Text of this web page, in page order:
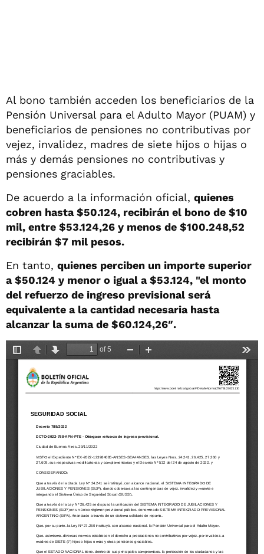
Al bono también acceden los beneficiarios de la
Pensión Universal para el Adulto Mayor (PUAM) y
beneficiarios de pensiones no contributivas por
vejez, invalidez, madres de siete hijos o hijas o
más y demás pensiones no contributivas y
pensiones graciables.
De acuerdo a la información oficial, quienes
cobren hasta $50.124, recibirán el bono de $10
mil, entre $53.124,26 y menos de $100.248,52
recibirán $7 mil pesos.
En tanto, quienes perciben un importe superior
a $50.124 y menor o igual a $53.124, "el monto
del refuerzo de ingreso previsional será
equivalente a la cantidad necesaria hasta
alcanzar la suma de $60.124,26″.